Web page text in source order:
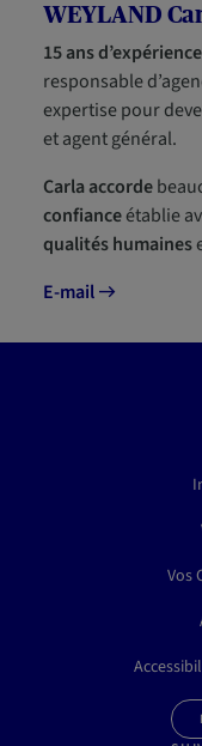
WEYLAND
15 ans
responsable
expertise pour
et agent général.
Carla accorde
confianceétablie
qualités humaines
E-mail
Vos